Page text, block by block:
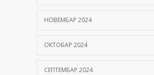
НОВЕМБАР 2024
ОКТОБАР 2024
СЕПТЕМБАР 2024